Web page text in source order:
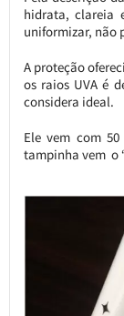
hidrata, clareia
uniformizar, não
A proteção
os raios UVA é
considera ideal.
Ele vem com
tampinha vem o